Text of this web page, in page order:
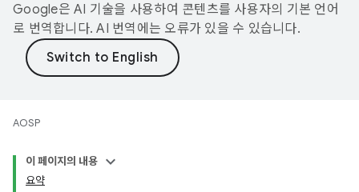
Google은 AI 기술을 사용하여 콘텐츠를 사용자의 기본 언어
로 번역합니다. AI 번역에는 오류가 있을 수 있습니다.
AOSP
이 페이지의 내용
요약